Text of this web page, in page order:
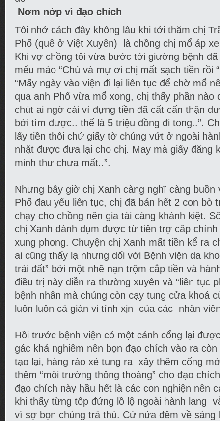
Nơm nớp vì đạo chích
Tôi nhớ cách đây không lâu khi tới thăm chị
Phố (quê ở Việt Xuyên) là chồng chị mổ áp
Khi vợ chồng tôi vừa bước tới giường bệnh đã
mếu máo “Chú và mự ơi chị mất sạch tiền rồi
“Mấy ngày vào viện đi lại liên tục để chờ mổ
qua anh Phố vừa mổ xong, chị thấy phần nào
chút ai ngờ cái ví đựng tiền đã cất cẩn thận
bới tìm được.. thế là 5 triệu đồng đi tong..”.
lấy tiền thôi chứ giấy tờ chúng vứt ở ngoài
nhặt được đưa lại cho chị. May mà giấy đăng
minh thư chưa mất..”.
Nhưng bây giờ chị Xanh càng nghĩ càng buồn
Phố đau yếu liên tục, chị đã bán hết 2 con bò
chạy cho chồng nên gia tài càng khánh kiệt.
chị Xanh dành dụm được từ tiền trợ cấp
xung phong. Chuyện chị Xanh mất tiền kể ra
ai cũng thấy lạ nhưng đối với Bệnh viện đa
trái đất” bởi một nhẽ nạn trộm cắp tiền và
điều trị này diễn ra thường xuyên và “liên tục
bệnh nhân mà chúng còn cạy tung cửa khoá
luôn luôn cả giàn vi tính xịn của các nhân
Hồi trước bệnh viện có một cánh cổng lại
gác khá nghiêm nên bọn đạo chích vào ra
tạo lại, hàng rào xé tung ra xây thêm cổng
thêm “môi trường thông thoáng” cho đạo
đạo chích này hầu hết là các con nghiện nên
khi thấy từng tốp đứng lồ lộ ngoài hành lang
vì sợ bọn chúng trả thù. Cứ nửa đêm về sáng